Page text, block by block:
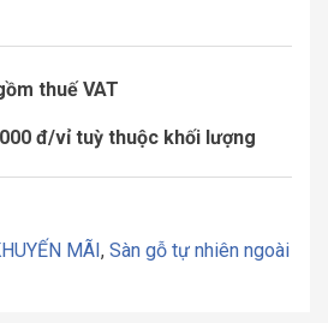
thuế VAT
đ/vỉ tuỳ thuộc khối lượng
MÃI , Sàn gỗ tự nhiên ngoài